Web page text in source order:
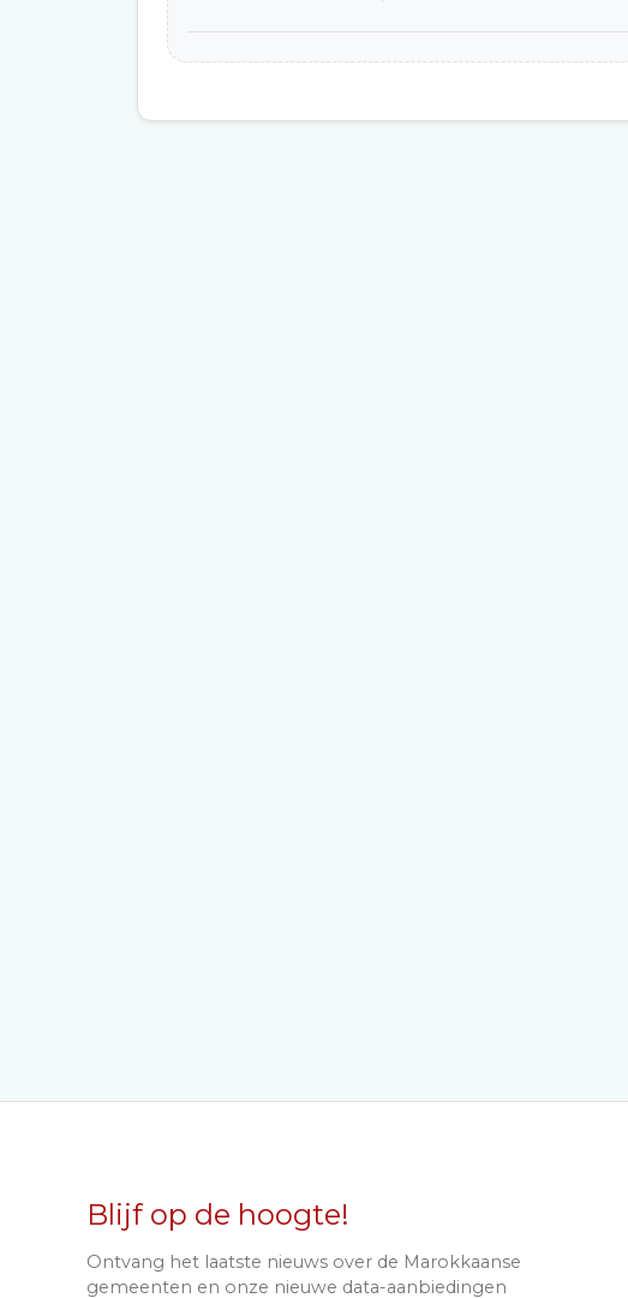
Blijf op de hoogte!
Ontvang het laatste nieuws over de Marokkaanse
gemeenten en onze nieuwe data-aanbiedingen